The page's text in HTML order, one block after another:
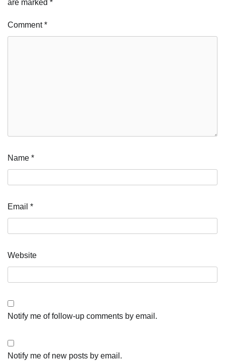
are marked *
Comment*
Name *
Email *
Website
Notify me of follow-up comments by email.
Notify me of new posts by email.